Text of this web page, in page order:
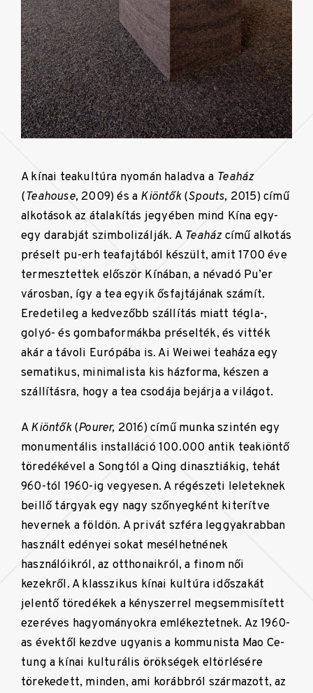
A kínai teakultúra nyomán haladva a Teaház
(Teahouse, 2009) és a Kiöntők(Spouts, 2015) című
alkotások az átalakítás jegyében mind Kína egy-
egy darabját szimbolizálják. A Teaházcímű alkotás
préselt pu-erh teafajtából készült, amit 1700 éve
termesztettek először Kínában, a névadó Pu’er
városban, így a tea egyik ősfajtájának számít.
Eredetileg a kedvezőbb szállítás miatt tégla-,
golyó- és gombaformákba préselték, és vitték
akár a távoli Európába is. Ai Weiwei teaháza egy
sematikus, minimalista kis házforma, készen a
szállításra, hogy a tea csodája bejárja a világot.
AKiöntők(Pourer, 2016) című munka szintén egy
monumentális installáció 100.000 antik teakiöntő
töredékével a Songtól a Qing dinasztiákig, tehát
960-tól 1960-ig vegyesen. A régészeti leleteknek
beillő tárgyak egy nagy szőnyegként kiterítve
hevernek a földön. A privát szféra leggyakrabban
használt edényei sokat mesélhetnének
használóikról, az otthonaikról, a finom női
kezekről. A klasszikus kínai kultúra időszakát
jelentő töredékek a kényszerrel megsemmisített
ezeréves hagyományokra emlékeztetnek. Az 1960-
as évektől kezdve ugyanis a kommunista Mao Ce-
tung a kínai kulturális örökségek eltörlésére
törekedett, minden, ami korábbról származott, az